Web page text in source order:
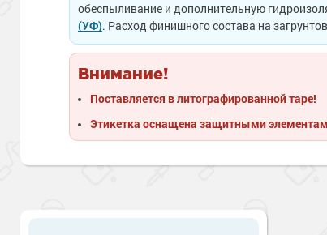
обеспыливание и дополнительную
(УФ). Расход финишного состава на
Внимание!
Поставляется в литографированной таре!
Этикетка оснащена защитными